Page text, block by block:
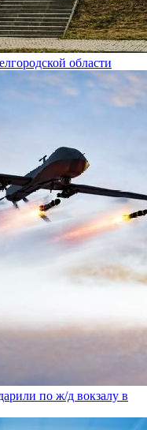
области
по ж/д вокзалу в